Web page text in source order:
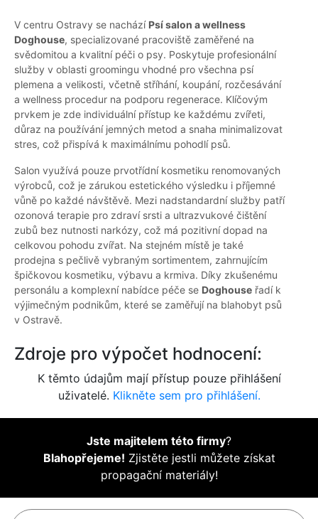
V centru Ostravy se nachází Psí salon a wellness
Doghouse, specializované pracoviště zaměřené na
svědomitou a kvalitní péči o psy. Poskytuje profesionální
služby v oblasti groomingu vhodné pro všechna psí
plemena a velikosti, včetně stříhání, koupání, rozčesávání
a wellness procedur na podporu regenerace. Klíčovým
prvkem je zde individuální přístup ke každému zvířeti,
důraz na používání jemných metod a snaha minimalizovat
stres, což přispívá k maximálnímu pohodlí psů.
Salon využívá pouze prvotřídní kosmetiku renomovaných
výrobců, což je zárukou estetického výsledku i příjemné
vůně po každé návštěvě. Mezi nadstandardní služby patří
ozonová terapie pro zdraví srsti a ultrazvukové čištění
zubů bez nutnosti narkózy, což má pozitivní dopad na
celkovou pohodu zvířat. Na stejném místě je také
prodejna s pečlivě vybraným sortimentem, zahrnujícím
špičkovou kosmetiku, výbavu a krmiva. Díky zkušenému
personálu a komplexní nabídce péče se Doghouse řadí k
výjimečným podnikům, které se zaměřují na blahobyt psů
v Ostravě.
Zdroje pro výpočet hodnocení:
K těmto údajům mají přístup pouze přihlášení
uživatelé. Klikněte sem pro přihlášení.
Jste majitelem této firmy?
Blahopřejeme! Zjistěte jestli můžete získat
propagační materiály!